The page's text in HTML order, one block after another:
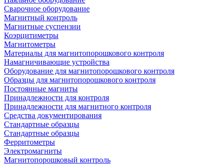
Сварочное оборудование
Магнитный контроль
Магнитные суспензии
Коэрцитиметры
Магнитометры
Материалы для магнитопорошкового контроля
Намагничивающие устройства
Оборудование для магнитопорошкового контроля
Образцы для магнитопорошкового контроля
Постоянные магниты
Принадлежности для контроля
Принадлежности для магнитного контроля
Средства документирования
Стандартные образцы
Стандартные образцы
Ферритометры
Электромагниты
Магнитопорошковый контроль